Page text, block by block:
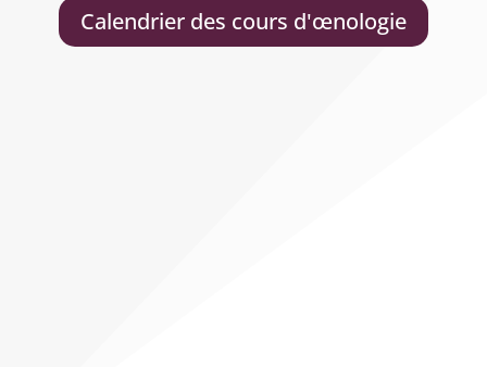
Calendrier des cours d'œnologie